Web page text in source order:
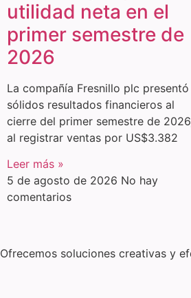
utilidad neta en el
primer semestre de
2026
La compañía Fresnillo plc presentó
sólidos resultados financieros al
cierre del primer semestre de
al registrar ventas por US$3.382
Leer más »
5 de agosto de 2026 No hay
comentarios
Ofrecemos soluciones creativas y